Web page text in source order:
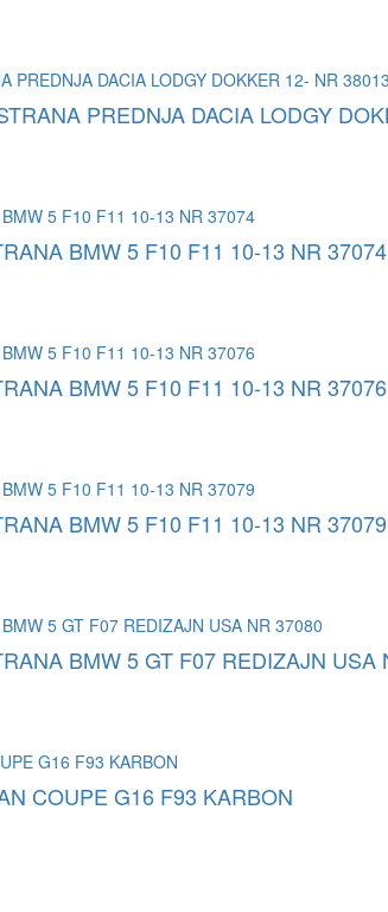
PREDNJA DACIA LODGY
BMW 5 F10 F11 10-13 NR 37074
BMW 5 F10 F11 10-13 NR 37076
BMW 5 F10 F11 10-13 NR 37079
BMW 5 GT F07 REDIZAJN USA
COUPE G16 F93 KARBON